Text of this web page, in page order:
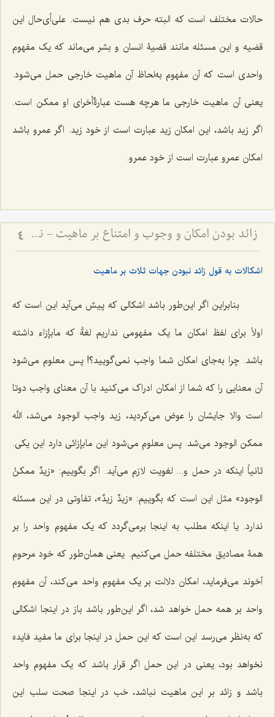
حالات مختلف است که البته حرف بدى هم نیست. على‌أى‌حال این
قضیه و این مسئله مانند قضیۀ انسان و بشر مى‌ماند که یک مفهوم
واحدى است که آن مفهوم به‌لحاظ آن ماهیت خارجى حمل مى‌شود.
یعنى آن ماهیت خارجى ما هرچه هست عبارةٌ‌أخراى او ممکن است.
اگر زید باشد، این امکان زید عبارت است از خود زید. اگر عمرو باشد
امکان عمرو عبارت است از خود عمرو.
زائد بودن امکان و وجوب و امتناع بر ماهیت - نقد دیدگاه اتحاد جهات ثلاث با ماهیات 4
اشکالات به قول زائد نبودن جهات ثلاث بر ماهیت
بنابراین اگر این‌طور باشد اشکالى که پیش می‌آید این است که
اولاً براى لفظ امکان ما یک مفهومى نداریم لغةً که مابإزاء داشته
باشد. چرا به‌جاى امکان شما واجب نمى‌گویید؟! پس معلوم مى‌شود
آن معنایى را که شما از امکان ادراک مى‌کنید با آن معناى واجب دوتا
است والا جایشان را عوض مى‌کردید، زید واجب الوجود مى‌شد، الله
ممکن الوجود مى‌شد. پس معلوم مى‌شود این مابإزائى دارد این یکى.
ثانیاً اینکه در حمل و... لغویت لازم مى‌آید. اگر بگوییم: «زیدٌ ممکنُ
الوجود» مثل این است که بگوییم: «زیدٌ زیدٌ»، تفاوتى در این مسئله
ندارد. یا اینکه مطلب به اینجا برمى‌گردد که یک مفهوم واحد را بر
همۀ مصادیق مختلفه حمل مى‌کنیم. یعنى همان‌طور که خود مرحوم
آخوند مى‌فرماید، امکان دلالت بر یک مفهوم واحد مى‌کند، آن مفهوم
واحد بر همه حمل خواهد شد، اگر این‌طور باشد باز در اینجا اشکالى
که به‌نظر مى‌رسد این است که این حمل در اینجا براى ما مفید فایده
نخواهد بود، یعنى در این حمل اگر قرار باشد که یک مفهوم واحد
باشد و زائد بر این ماهیت نباشد، خب در اینجا صحت سلب این